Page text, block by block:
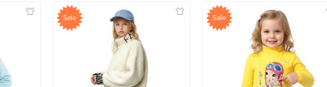
Sale Sale